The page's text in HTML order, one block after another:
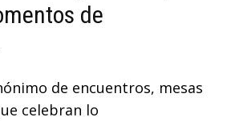
de
de encuentros, mesas
celebran lo